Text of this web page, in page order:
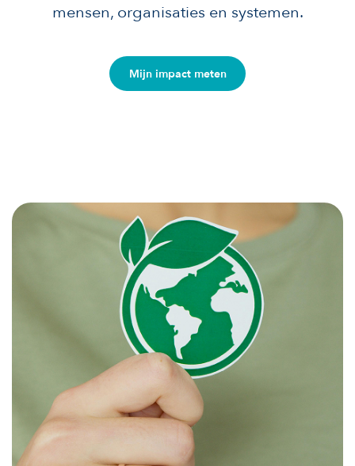
mensen, organisaties en systemen.
Mijn impact meten